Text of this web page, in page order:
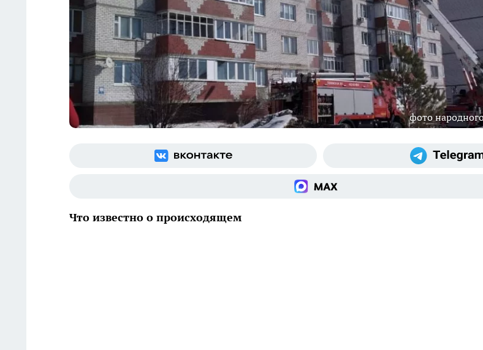
фото
Что известно о происходящем